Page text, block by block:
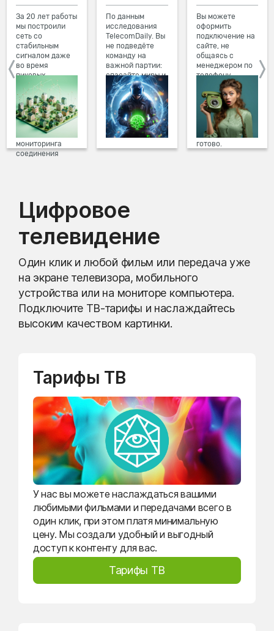
За 20 лет работы
мы построили
сеть со
стабильным
сигналом даже
во время
пиковых
нагрузок в
вечернее время.
Мы постоянно
обновляем наше
оборудование в
домах, а система
мониторинга
соединения
По данным
исследования
TelecomDaily. Вы
не подведёте
команду на
важной партии:
спасайте миры и
побеждайте с
друзьями в
онлайн-играх.
Вы можете
оформить
подключение на
сайте, не
общаясь с
менеджером по
телефону.
Просто в три
клика заполните
форму заявки на
сайте, выберите
дату и время
подключения,
готово.
Цифровое
телевидение
Один клик и любой фильм или передача уже
на экране телевизора, мобильного
устройства или на мониторе компьютера.
Подключите ТВ-тарифы и наслаждайтесь
высоким качеством картинки.
Тарифы ТВ
У нас вы можете наслаждаться вашими
любимыми фильмами и передачами всего в
один клик, при этом платя минимальную
цену. Мы создали удобный и выгодный
доступ к контенту для вас.
Тарифы ТВ